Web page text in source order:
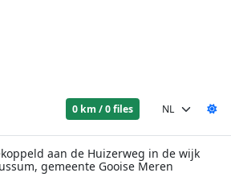
0 km / 0 files
aan de Huizerweg in de wijk
gemeente Gooise Meren